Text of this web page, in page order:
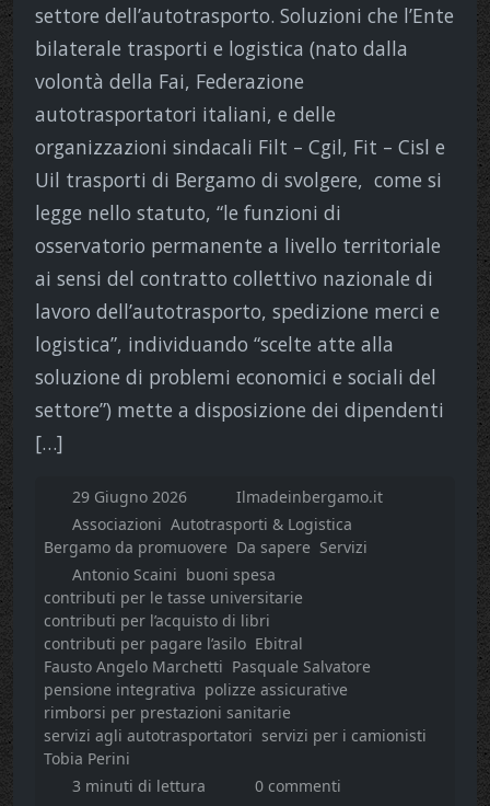
settore dell’autotrasporto. Soluzioni che l’Ente
bilaterale trasporti e logistica (nato dalla
volontà della Fai, Federazione
autotrasportatori italiani, e delle
organizzazioni sindacali Filt – Cgil, Fit – Cisl e
Uil trasporti di Bergamo di svolgere, come si
legge nello statuto, “le funzioni di
osservatorio permanente a livello territoriale
ai sensi del contratto collettivo nazionale di
lavoro dell’autotrasporto, spedizione merci e
logistica”, individuando “scelte atte alla
soluzione di problemi economici e sociali del
settore”) mette a disposizione dei dipendenti
[…]
29 Giugno 2026
Ilmadeinbergamo.it
Associazioni Autotrasporti & Logistica
Bergamo da promuovere Da sapere Servizi
Antonio Scaini buoni spesa
contributi per le tasse universitarie
contributi per l’acquisto di libri
contributi per pagare l’asilo Ebitral
Fausto Angelo Marchetti Pasquale Salvatore
pensione integrativa polizze assicurative
rimborsi per prestazioni sanitarie
servizi agli autotrasportatori servizi per i camionisti
Tobia Perini
3 minuti di lettura
0 commenti